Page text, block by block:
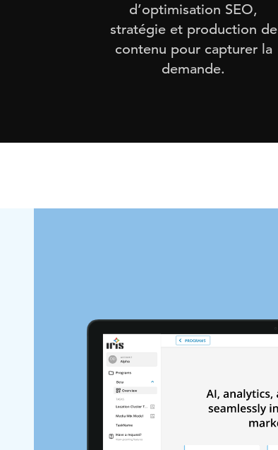
d’optimisation SEO,
stratégie et production de
contenu pour capturer la
demande.